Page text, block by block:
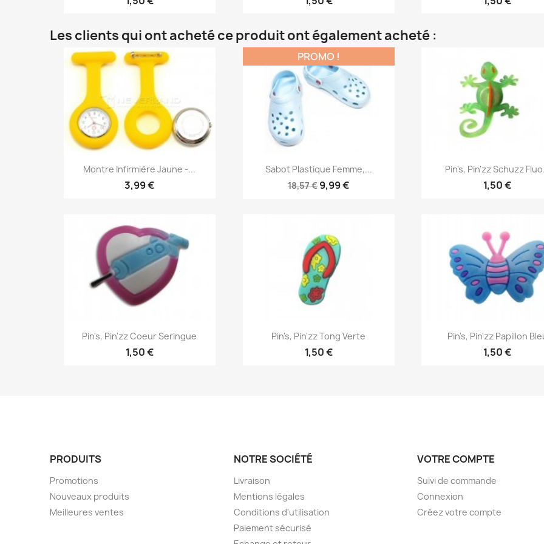
Les clients qui ont acheté ce produit ont également acheté :
Aperçu rapide
Montre Infirmière Jaune -...
3,99 €
Aperçu rapide
Sabot Plastique Femme,...
18,57 € 9,99 €
PROMO !
Aperçu rapide
Pin's, Pin'zz Schuzz
1,50 €
Aperçu rapide
Pin's, Pin'zz Coeur Seringue
1,50 €
 Aperçu rapide
Pin's, Pin'zz Tong Verte
1,50 €
 Aperçu rapide
Pin's, Pin'zz Papillon
1,50 €
PRODUITS
Promotions
Nouveaux produits
Meilleures ventes
NOTRE SOCIÉTÉ
Livraison
Mentions légales
Conditions d'utilisation
Paiement sécurisé
VOTRE COMPTE
Suivi de commande
Connexion
Créez votre compte